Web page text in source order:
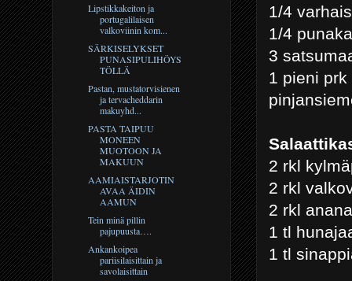
1/4
1/4
3
1 pieni
2 rkl
2 rkl
2 rkl
1 tl
1 tl
Lipstikkakeiton ja
portugalilaisen
valkoviinin kom...
SÄRKISELYKSET
PUNASIPULIHÖYS
TÖLLÄ
Pastan, mustatorvisienen
ja tervacheddarin
makuyhd...
PASTA TAIPUU
MONEEN
MUOTOON JA
MAKUUN
AAMIAISTARJOTIN
AVAA ÄIDIN
AAMUN
Tein minä pillin
pajupuusta….
Ankankoipea
pariisilaisittain ja
savolaisittain